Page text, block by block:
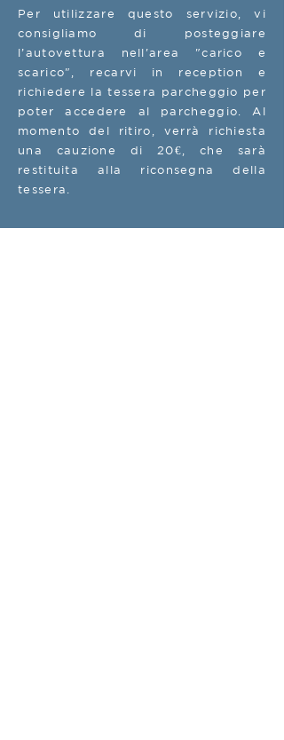
Per utilizzare questo servizio, vi
consigliamo di posteggiare
l’autovettura nell'area "carico e
scarico", recarvi in reception e
richiedere la tessera parcheggio per
poter accedere al parcheggio. Al
momento del ritiro, verrà richiesta
una cauzione di 20€, che sarà
restituita alla riconsegna della
tessera.